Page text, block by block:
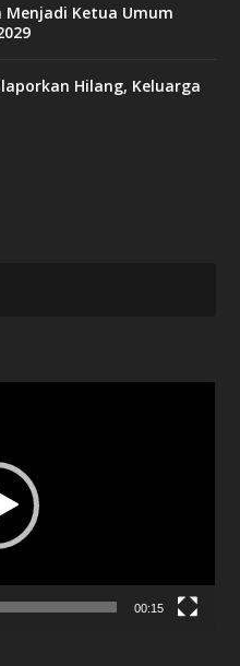
Menjadi Ketua Umum
Hilang, Keluarga
00:15